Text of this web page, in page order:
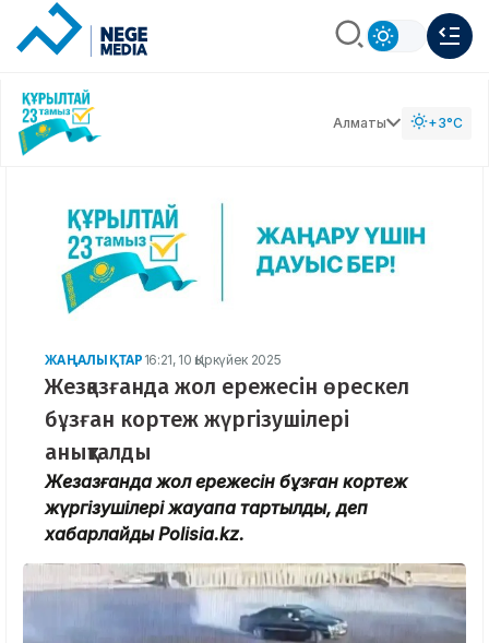
Алматы +3°C
ЖАҢАЛЫҚТАР 16:21, 10 Қыркүйек 2025
Жезқазғанда жол ережесін өрескел
бұзған кортеж жүргізушілері
анықталды
Жезқазғанда жол ережесін бұзған кортеж
жүргізушілері жауапқа тартылды, деп
хабарлайды Polisia.kz.